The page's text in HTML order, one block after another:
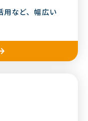
用など、幅広い